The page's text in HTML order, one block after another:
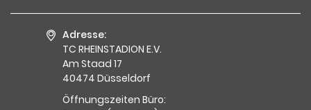
Adresse:
TC RHEINSTADION E.V.
Am Staad 17
40474 Düsseldorf
Öffnungszeiten Büro: